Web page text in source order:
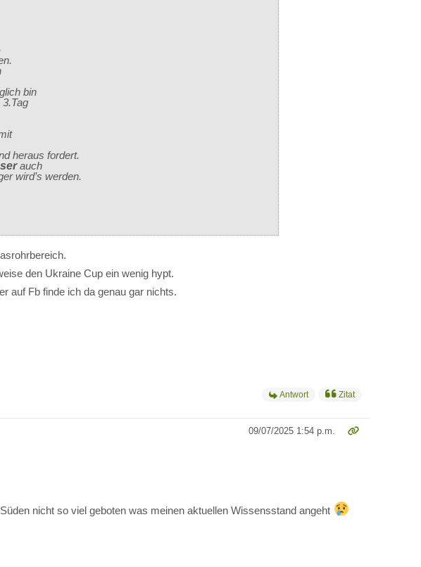
bin
heraus fordert.
auch
wird’s werden.
den Ukraine Cup ein wenig hypt.
auf Fb finde ich da genau gar nichts.
Antwort Zitat
09/07/2025 1:54 p.m.
nicht so viel geboten was meinen aktuellen Wissensstand angeht